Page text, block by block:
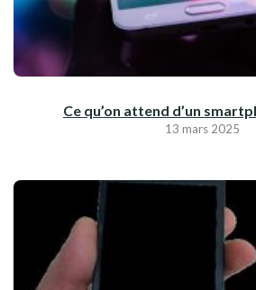
Ce qu’on attend d’un
13 mars 2025